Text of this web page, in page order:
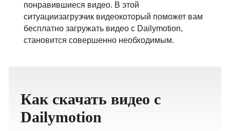
понравившиеся видео. В этой
ситуациизагрузчик видеокоторый поможет вам
бесплатно загружать видео с Dailymotion,
становится совершенно необходимым.
Как скачать видео с
Dailymotion